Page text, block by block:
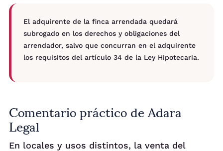
El adquirente de la finca arrendada quedará
subrogado en los derechos y obligaciones del
arrendador, salvo que concurran en el adquirente
los requisitos del artículo 34 de la Ley Hipotecaria.
Comentario práctico de Adara
Legal
En locales y usos distintos, la venta del